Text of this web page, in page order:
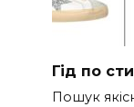
Гід по
Пошук